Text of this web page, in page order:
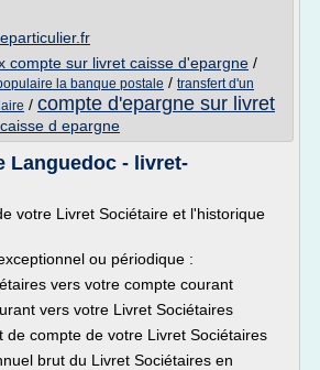
compte sur livret caisse d'epargne /
la banque postale / transfert d'un
/ compte d'epargne sur livret
d epargne
Languedoc - livret-
votre Livret Sociétaire et l'historique
ou périodique :
vers votre compte courant
vers votre Livret Sociétaires
de compte de votre Livret Sociétaires
brut du Livret Sociétaires en